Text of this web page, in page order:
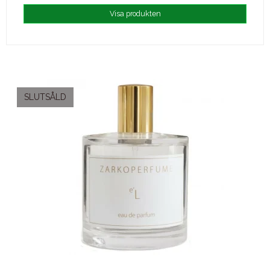
Visa produkten
SLUTSÅLD